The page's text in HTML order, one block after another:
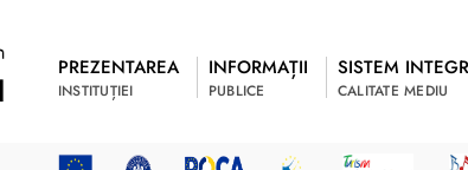
PREZENTAREA
INSTITUȚIEI
INFORMAȚII
PUBLICE
SISTEM
CALITATE MEDIU